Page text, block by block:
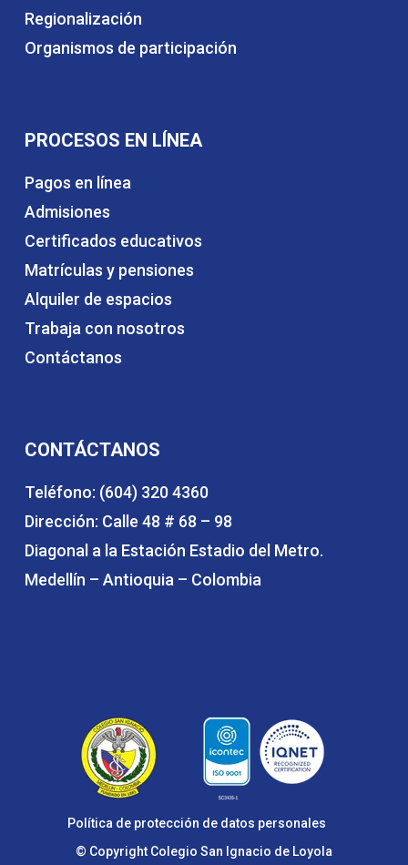
Regionalización
Organismos de participación
PROCESOS EN LÍNEA
Pagos en línea
Admisiones
Certificados educativos
Matrículas y pensiones
Alquiler de espacios
Trabaja con nosotros
Contáctanos
CONTÁCTANOS
Teléfono: (604) 320 4360
Dirección: Calle 48 # 68 – 98
Diagonal a la Estación Estadio del Metro.
Medellín – Antioquia – Colombia
Política de protección de datos personales
© Copyright Colegio San Ignacio de Loyola